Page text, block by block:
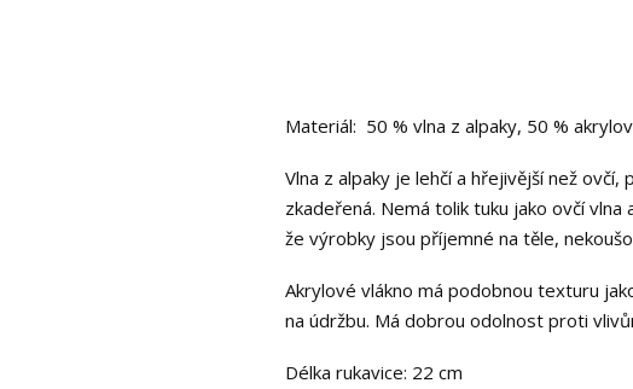
Materiál: 50 % vlna z alpaky, 50 %
Vlna z alpaky je lehčí a hřejivější než
zkadeřená. Nemá tolik tuku jako ovčí
že výrobky jsou příjemné na těle,
Akrylové vlákno má podobnou texturu
na údržbu. Má dobrou odolnost proti
Délka rukavice: 22 cm